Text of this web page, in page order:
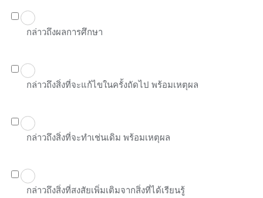
กล่าวถึงผลการศึกษา
กล่าวถึงสิ่งที่จะแก้ไขในครั้งถัดไป พร้อมเหตุผล
กล่าวถึงสิ่งที่จะทำเช่นเดิม พร้อมเหตุผล
กล่าวถึงสิ่งที่สงสัยเพิ่มเติมจากสิ่งที่ได้เรียนรู้